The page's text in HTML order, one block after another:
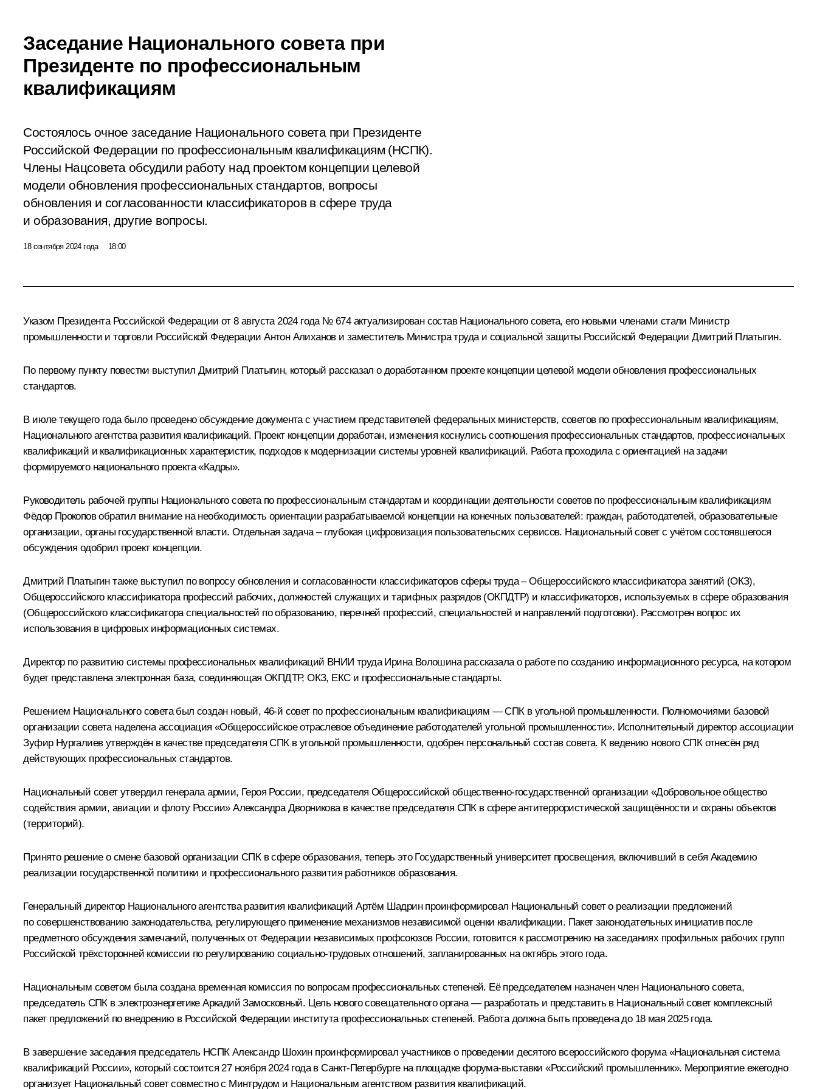
Заседание Национального совета при
Президенте по профессиональным
квалификациям
Состоялось очное заседание Национального совета при Президенте
Российской Федерации по профессиональным квалификациям (НСПК).
Члены Нацсовета обсудили работу над проектом концепции целевой
модели обновления профессиональных стандартов, вопросы
обновления и согласованности классификаторов в сфере труда
и образования, другие вопросы.
18 сентября 2024 года 18:00
Указом Президента Российской Федерации от 8 августа 2024 года № 674 актуализирован состав Национального совета, его новыми членами стали Министр
промышленности и торговли Российской Федерации Антон Алиханов и заместитель Министра труда и социальной защиты Российской Федерации Дмитрий Платыгин.
По первому пункту повестки выступил Дмитрий Платыгин, который рассказал о доработанном проекте концепции целевой модели обновления профессиональных
стандартов.
В июле текущего года было проведено обсуждение документа с участием представителей федеральных министерств, советов по профессиональным квалификациям,
Национального агентства развития квалификаций. Проект концепции доработан, изменения коснулись соотношения профессиональных стандартов, профессиональных
квалификаций и квалификационных характеристик, подходов к модернизации системы уровней квалификаций. Работа проходила с ориентацией на задачи
формируемого национального проекта «Кадры».
Руководитель рабочей группы Национального совета по профессиональным стандартам и координации деятельности советов по профессиональным квалификациям
Фёдор Прокопов обратил внимание на необходимость ориентации разрабатываемой концепции на конечных пользователей: граждан, работодателей, образовательные
организации, органы государственной власти. Отдельная задача – глубокая цифровизация пользовательских сервисов. Национальный совет с учётом состоявшегося
обсуждения одобрил проект концепции.
Дмитрий Платыгин также выступил по вопросу обновления и согласованности классификаторов сферы труда – Общероссийского классификатора занятий (ОКЗ),
Общероссийского классификатора профессий рабочих, должностей служащих и тарифных разрядов (ОКПДТР) и классификаторов, используемых в сфере образования
(Общероссийского классификатора специальностей по образованию, перечней профессий, специальностей и направлений подготовки). Рассмотрен вопрос их
использования в цифровых информационных системах.
Директор по развитию системы профессиональных квалификаций ВНИИ труда Ирина Волошина рассказала о работе по созданию информационного ресурса, на котором
будет представлена электронная база, соединяющая ОКПДТР, ОКЗ, ЕКС и профессиональные стандарты.
Решением Национального совета был создан новый, 46-й совет по профессиональным квалификациям ― СПК в угольной промышленности. Полномочиями базовой
организации совета наделена ассоциация «Общероссийское отраслевое объединение работодателей угольной промышленности». Исполнительный директор ассоциации
Зуфир Нургалиев утверждён в качестве председателя СПК в угольной промышленности, одобрен персональный состав совета. К ведению нового СПК отнесён ряд
действующих профессиональных стандартов.
Национальный совет утвердил генерала армии, Героя России, председателя Общероссийской общественно-государственной организации «Добровольное общество
содействия армии, авиации и флоту России» Александра Дворникова в качестве председателя СПК в сфере антитеррористической защищённости и охраны объектов
(территорий).
Принято решение о смене базовой организации СПК в сфере образования, теперь это Государственный университет просвещения, включивший в себя Академию
реализации государственной политики и профессионального развития работников образования.
Генеральный директор Национального агентства развития квалификаций Артём Шадрин проинформировал Национальный совет о реализации предложений
по совершенствованию законодательства, регулирующего применение механизмов независимой оценки квалификации. Пакет законодательных инициатив после
предметного обсуждения замечаний, полученных от Федерации независимых профсоюзов России, готовится к рассмотрению на заседаниях профильных рабочих групп
Российской трёхсторонней комиссии по регулированию социально-трудовых отношений, запланированных на октябрь этого года.
Национальным советом была создана временная комиссия по вопросам профессиональных степеней. Её председателем назначен член Национального совета,
председатель СПК в электроэнергетике Аркадий Замосковный. Цель нового совещательного органа ― разработать и представить в Национальный совет комплексный
пакет предложений по внедрению в Российской Федерации института профессиональных степеней. Работа должна быть проведена до 18 мая 2025 года.
В завершение заседания председатель НСПК Александр Шохин проинформировал участников о проведении десятого всероссийского форума «Национальная система
квалификаций России», который состоится 27 ноября 2024 года в Санкт-Петербурге на площадке форума-выставки «Российский промышленник». Мероприятие ежегодно
организует Национальный совет совместно с Минтрудом и Национальным агентством развития квалификаций.